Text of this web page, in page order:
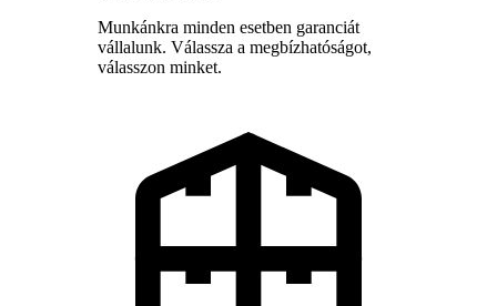
Munkánkra minden esetben garanciát
vállalunk. Válassza a megbízhatóságot,
válasszon minket.